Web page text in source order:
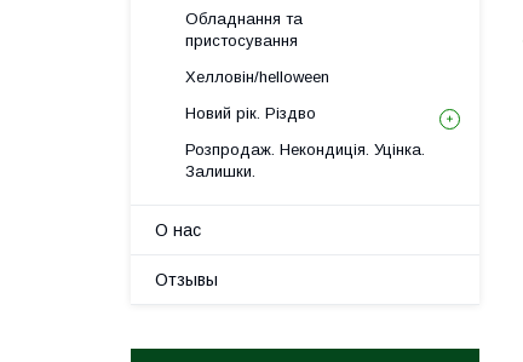
Обладнання та
пристосування
Хелловін/helloween
Новий рік. Різдво
Розпродаж. Некондиція. Уцінка.
Залишки.
О нас
Отзывы